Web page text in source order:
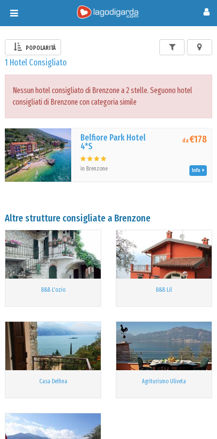
Toggle
navigation
POPOLARITÀ
1 Hotel Consigliato
Nessun hotel consigliato di Brenzone a 2 stelle. Seguono hotel
consigliati di Brenzone con categoria simile
Belfiore Park Hotel
4*S
in Brenzone
da€178
Info
Altre strutture consigliate a Brenzone
B&B L'ozio B&B Lil
Casa Delfina Agriturismo Uliveta